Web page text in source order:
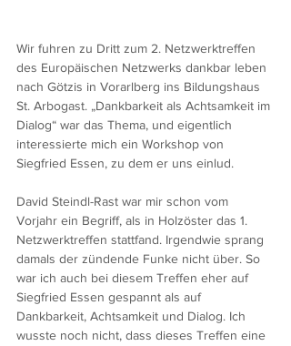
Wir fuhren zu Dritt zum 2. Netzwerktreffen
des Europäischen Netzwerks dankbar leben
nach Götzis in Vorarlberg ins Bildungshaus
St. Arbogast. „Dankbarkeit als Achtsamkeit im
Dialog“ war das Thema, und eigentlich
interessierte mich ein Workshop von
Siegfried Essen, zu dem er uns einlud.
David Steindl-Rast war mir schon vom
Vorjahr ein Begriff, als in Holzöster das 1.
Netzwerktreffen stattfand. Irgendwie sprang
damals der zündende Funke nicht über. So
war ich auch bei diesem Treffen eher auf
Siegfried Essen gespannt als auf
Dankbarkeit, Achtsamkeit und Dialog. Ich
wusste noch nicht, dass dieses Treffen eine